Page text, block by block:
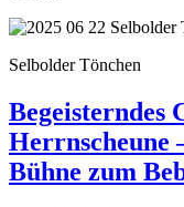
Selbolder Tönchen
Begeisterndes
Herrnscheune
Bühne zum